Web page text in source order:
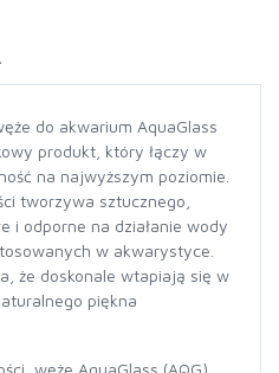
do akwarium AquaGlass
produkt, który łączy w
na najwyższym poziomie.
tworzywa sztucznego,
i odporne na działanie wody
w akwarystyce.
że doskonale wtapiają się w
piękna
węże AquaGlass (AQG)